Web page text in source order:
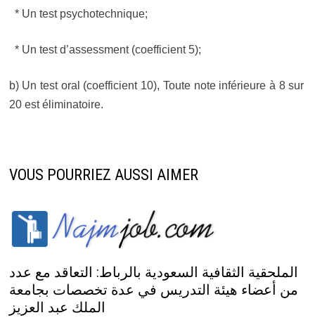
* Un test psychotechnique;
* Un test d’assessment (coefficient 5);
b) Un test oral (coefficient 10), Toute note inférieure à 8 sur
20 est éliminatoire.
VOUS POURRIEZ AUSSI AIMER
الملحقية الثقافية السعودية بالرباط: التعاقد مع عدد
من أعضاء هيئة التدريس في عدة تخصصات بجامعة
الملك عبد العزيز